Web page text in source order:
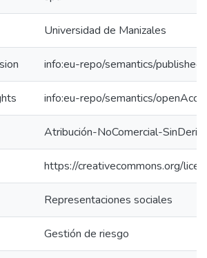
Universidad de Manizales
info:eu-repo/semantics/
info:eu-repo/semantics/
Atribución-NoComercial-
https://creativecommons.org/
Representaciones sociales
Gestión de riesgo